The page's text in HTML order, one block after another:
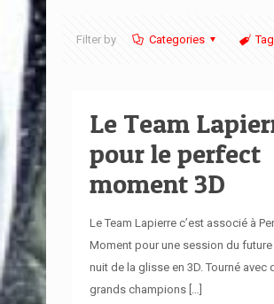
Filter by Categories
Le Team
pour le perfect
moment 3D
Le Team Lapierre c’est associé à
Moment pour une session du future
nuit de la glisse en 3D. Tourné avec
grands champions[…]